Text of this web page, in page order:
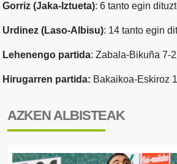
Gorriz (Jaka-Iztueta): 6 tanto egin
Urdinez (Laso-Albisu): 14 tanto egin
Lehenengo partida: Zabala-Bikuña 7-
Hirugarren partida: Bakaikoa-Eskiroz
AZKEN ALBISTEAK